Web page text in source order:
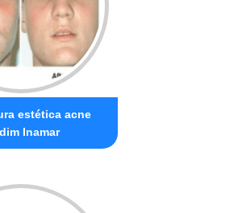
estética acne
Inamar